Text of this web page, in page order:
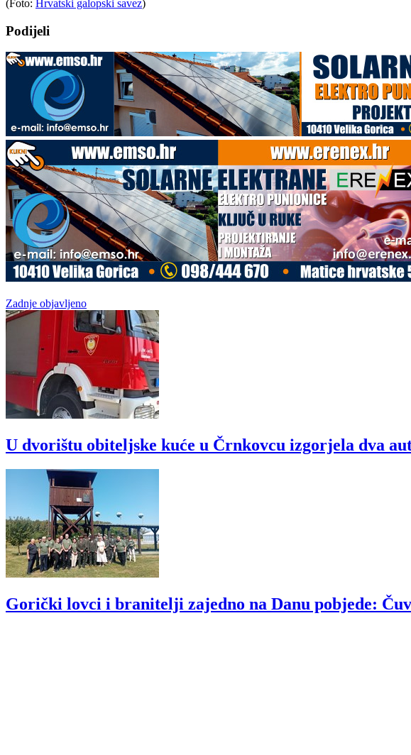
(Foto: Hrvatski galopski savez)
Podijeli
Zadnje objavljeno
U dvorištu obiteljske kuće u Črnkovcu izgorjela dva
Gorički lovci i branitelji zajedno na Danu pobjede: